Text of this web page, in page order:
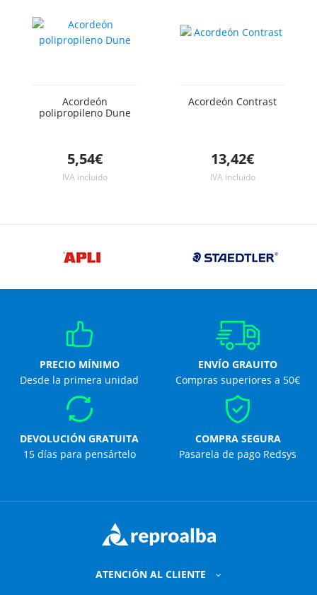
Acordeón
polipropileno Dune
5,54€
IVA incluido
Acordeón Contrast
13,42€
IVA incluido
PRECIO MÍNIMO
Desde la primera unidad
ENVÍO GRAUITO
Compras superiores a 50€
DEVOLUCIÓN GRATUITA
15 días para pensártelo
COMPRA SEGURA
Pasarela de pago Redsys
ATENCIÓN AL CLIENTE